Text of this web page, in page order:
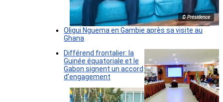
© Présidence
Oligui Nguema en Gambie après sa visite au
Ghana
Différend frontalier: la
Guinée équatoriale et le
Gabon signent un accord
d’engagement